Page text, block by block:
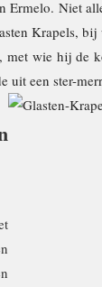
Ermelo. Niet
Krapels,
wie hij de
uit een ster-